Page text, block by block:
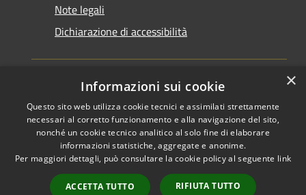
Note legali
Dichiarazione di accessibilità
RSS
Accessibilità
Cookie
Mappa del sito
Copyright © 2026 • Comune di
Santarcangelo di Romagna •
Powered byMunicipium
Accesso redazione
×
Informazioni sui cookie
Questo sito web utilizza cookie tecnici e assimilati strettamente
necessari al corretto funzionamento e alla navigazione del sito,
nonché un cookie tecnico analitico al solo fine di elaborare
informazioni statistiche, aggregate e anonime.
Per maggiori dettagli, può consultare la cookie policy al seguente link
ACCETTA TUTTO RIFIUTA TUTTO